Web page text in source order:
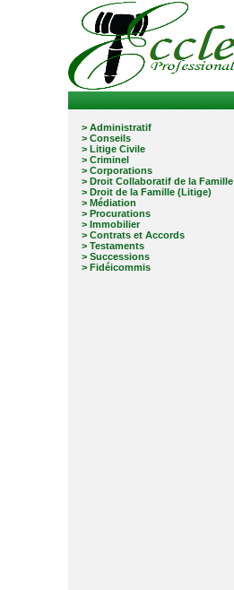
> Administratif
> Conseils
> Litige Civile
> Criminel
> Corporations
> Droit Collaboratif de la Famille
> Droit de la Famille (Litige)
> Médiation
> Procurations
> Immobilier
> Contrats et Accords
> Testaments
> Successions
> Fidéicommis